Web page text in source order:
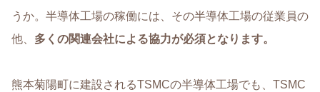
うか。半導体工場の稼働には、その半導体工場の従業員の
他、 多くの関連会社による協力が必須となります。
熊本菊陽町に建設されるTSMCの半導体工場でも、TSMC